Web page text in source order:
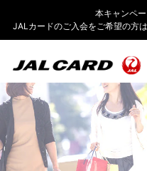
本キャンペー
JALカードのご入会をご希望の方は